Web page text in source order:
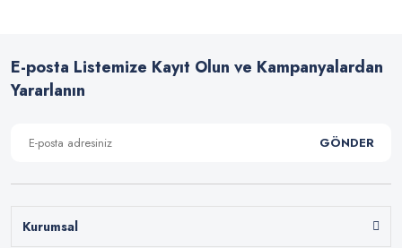
E-posta Listemize Kayıt Olun ve Kampanyalardan
Yararlanın
GÖNDER
Kurumsal